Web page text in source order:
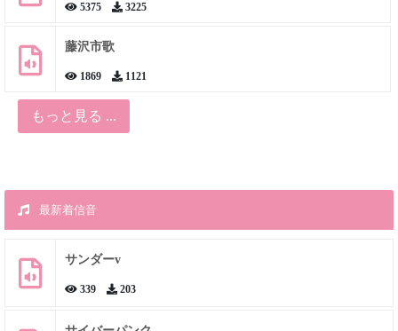
5375 3225
藤沢市歌
1869 1121
もっと見る ...
最新着信音
サンダーv
339 203